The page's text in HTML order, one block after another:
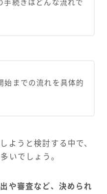
手続きはどんな流れで
始までの流れを具体的
ようと検討する中で、
いでしょう。
や審査など、決められ